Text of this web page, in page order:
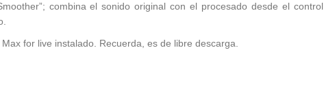
combina el sonido original con el procesado desde el control
for live instalado. Recuerda, es de libre descarga.